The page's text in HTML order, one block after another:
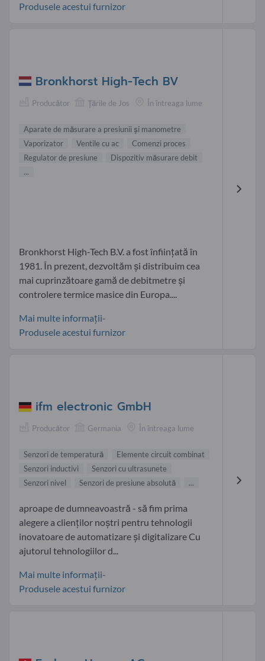
Produsele acestui furnizor
Bronkhorst High-Tech BV
Producător Țările de Jos În întreaga lume
Aparate de măsurare a presiunii și manometre
Vaporizator
Ventile cu ac
Comenzi proces
Regulator de presiune
Dispozitiv măsurare debit
...
Bronkhorst High-Tech B.V. a fost înființată în
1981. În prezent, dezvoltăm și distribuim cea
mai cuprinzătoare gamă de debitmetre și
controlere termice masice din Europa....
Mai multe informații-
Produsele acestui furnizor
ifm electronic GmbH
Producător Germania În întreaga lume
Senzori de temperatură
Elemente circuit combinat
Senzori inductivi
Senzori cu ultrasunete
Senzori nivel
Senzori de presiune absolută ...
aproape de dumneavoastră - să fim prima
alegere a clienților noștri pentru tehnologii
inovatoare de automatizare și digitalizare Cu
ajutorul tehnologiilor d...
Mai multe informații-
Produsele acestui furnizor